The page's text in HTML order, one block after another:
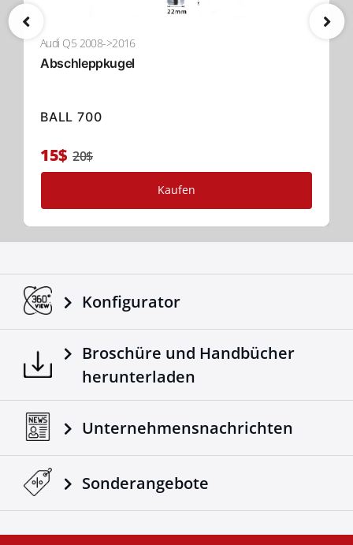
Audi Q5 2008->2016
Abschleppkugel
BALL 700
15$ 20$
Kaufen
Konfigurator
Broschüre und Handbücher
herunterladen
Unternehmensnachrichten
Sonderangebote